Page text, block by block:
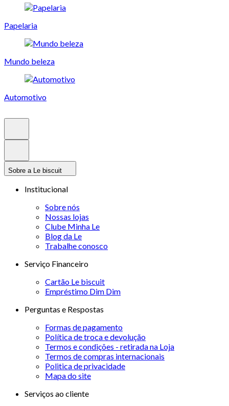
Papelaria
Mundo beleza
Automotivo
Sobre a Le biscuit
Institucional
Sobre nós
Nossas lojas
Clube Minha Le
Blog da Le
Trabalhe conosco
Serviço Financeiro
Cartão Le biscuit
Empréstimo Dim Dim
Perguntas e Respostas
Formas de pagamento
Política de troca e devolução
Termos e condições - retirada na Loja
Termos de compras internacionais
Politica de privacidade
Mapa do site
Serviços ao cliente